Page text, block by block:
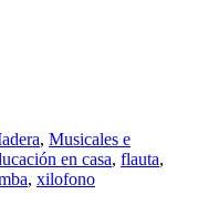
, Musicales e
en casa, flauta,
, xilofono